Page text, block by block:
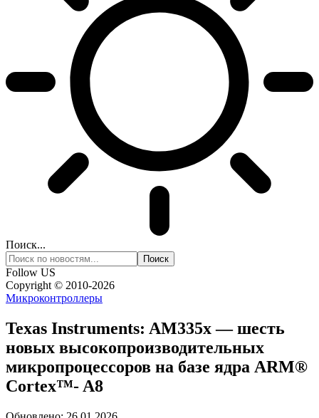
Поиск...
Follow US
Copyright © 2010-2026
Микроконтроллеры
Texas Instruments: AM335x — шесть
новых высокопроизводительных
микропроцессоров на базе ядра ARM®
Cortex™- A8